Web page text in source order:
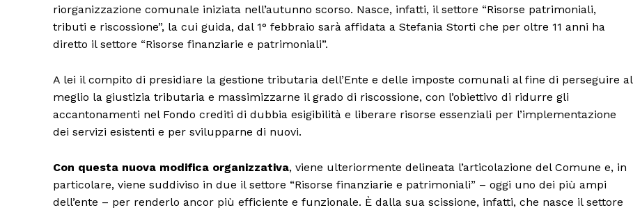
riorganizzazione comunale iniziata nell’autunno scorso. Nasce, infatti, il settore “Risorse patrimoniali,
tributi e riscossione”, la cui guida, dal 1° febbraio sarà affidata a Stefania Storti che per oltre 11 anni ha
diretto il settore “Risorse finanziarie e patrimoniali”.
A lei il compito di presidiare la gestione tributaria dell’Ente e delle imposte comunali al fine di perseguire al
meglio la giustizia tributaria e massimizzarne il grado di riscossione, con l’obiettivo di ridurre gli
accantonamenti nel Fondo crediti di dubbia esigibilità e liberare risorse essenziali per l’implementazione
dei servizi esistenti e per svilupparne di nuovi.
Con questa nuova modifica organizzativa, viene ulteriormente delineata l’articolazione del Comune e, in
particolare, viene suddiviso in due il settore “Risorse finanziarie e patrimoniali” – oggi uno dei più ampi
dell’ente – per renderlo ancor più efficiente e funzionale. È dalla sua scissione, infatti, che nasce il settore